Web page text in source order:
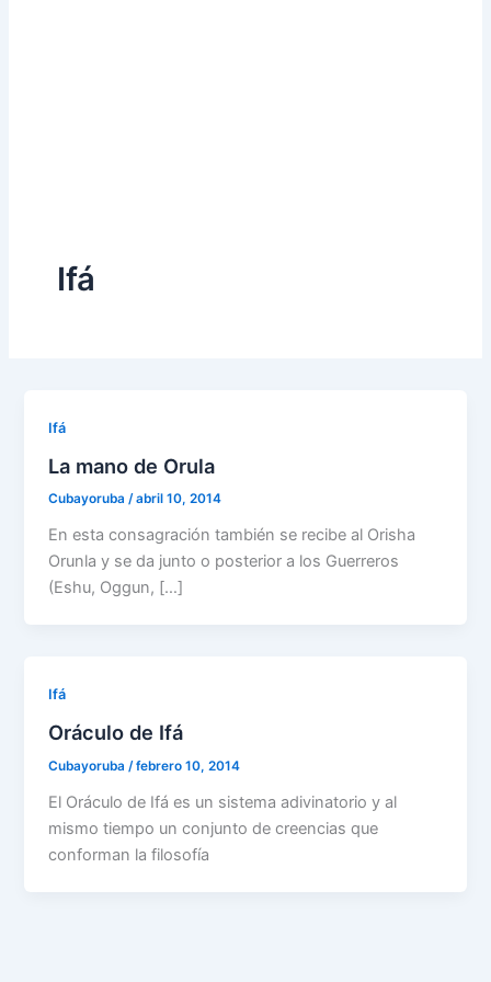
Ifá
Ifá
La mano de Orula
Cubayoruba/abril 10, 2014
En esta consagración también se recibe al Orisha
Orunla y se da junto o posterior a los Guerreros
(Eshu, Oggun, […]
Ifá
Oráculo de Ifá
Cubayoruba/febrero 10, 2014
El Oráculo de Ifá es un sistema adivinatorio y al
mismo tiempo un conjunto de creencias que
conforman la filosofía